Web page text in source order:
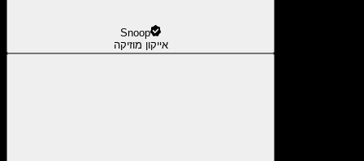
Snoop
אייקון מוזיקה